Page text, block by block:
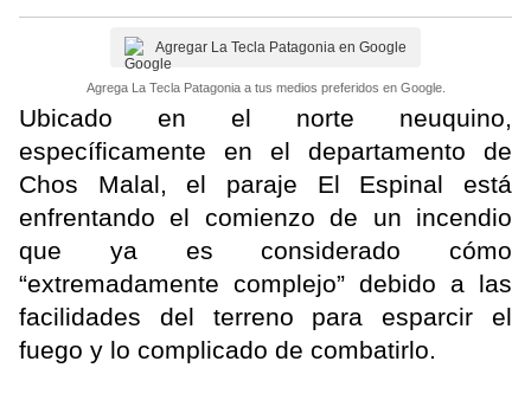
Agregar La Tecla Patagonia en Google
Agrega La Tecla Patagonia a tus medios preferidos en Google.
Ubicado en el norte neuquino,
específicamente en el departamento de
Chos Malal, el paraje El Espinal está
enfrentando el comienzo de un incendio
que ya es considerado cómo
“extremadamente complejo” debido a las
facilidades del terreno para esparcir el
fuego y lo complicado de combatirlo.